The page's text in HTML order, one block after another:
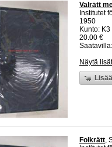
Valrätt
Institutet
1950
Kunto:
20.00 €
Näytä
Folkrätt,